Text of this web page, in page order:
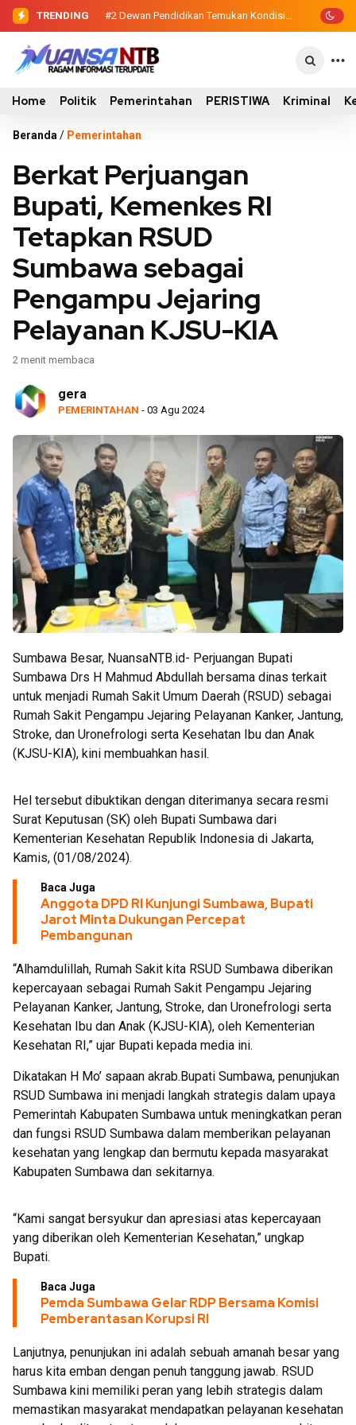
TRENDING #2 Dewan Pendidikan Temukan Kondisi
305 Siswa SDN Kanar Belajar di Tengah
#3 Sinergi Eksekutif-Legislatif,
Wabup Ansori Serahkan Tujuh Kontainer
…
Home Politik Pemerintahan PERISTIWA Kriminal
Beranda / Pemerintahan
Berkat Perjuangan
Bupati, Kemenkes RI
Tetapkan RSUD
Sumbawa sebagai
Pengampu Jejaring
Pelayanan KJSU-KIA
2 menit membaca
gera
PEMERINTAHAN - 03 Agu 2024
Sumbawa Besar, NuansaNTB.id- Perjuangan Bupati
Sumbawa Drs H Mahmud Abdullah bersama dinas terkait
untuk menjadi Rumah Sakit Umum Daerah (RSUD) sebagai
Rumah Sakit Pengampu Jejaring Pelayanan Kanker, Jantung,
Stroke, dan Uronefrologi serta Kesehatan Ibu dan Anak
(KJSU-KIA), kini membuahkan hasil.
Hel tersebut dibuktikan dengan diterimanya secara resmi
Surat Keputusan (SK) oleh Bupati Sumbawa dari
Kementerian Kesehatan Republik Indonesia di Jakarta,
Kamis, (01/08/2024).
Baca Juga
Anggota DPD RI Kunjungi Sumbawa, Bupati
Jarot Minta Dukungan Percepat
Pembangunan
“Alhamdulillah, Rumah Sakit kita RSUD Sumbawa diberikan
kepercayaan sebagai Rumah Sakit Pengampu Jejaring
Pelayanan Kanker, Jantung, Stroke, dan Uronefrologi serta
Kesehatan Ibu dan Anak (KJSU-KIA), oleh Kementerian
Kesehatan RI,” ujar Bupati kepada media ini.
Dikatakan H Mo’ sapaan akrab.Bupati Sumbawa, penunjukan
RSUD Sumbawa ini menjadi langkah strategis dalam upaya
Pemerintah Kabupaten Sumbawa untuk meningkatkan peran
dan fungsi RSUD Sumbawa dalam memberikan pelayanan
kesehatan yang lengkap dan bermutu kepada masyarakat
Kabupaten Sumbawa dan sekitarnya.
“Kami sangat bersyukur dan apresiasi atas kepercayaan
yang diberikan oleh Kementerian Kesehatan,” ungkap
Bupati.
Baca Juga
Pemda Sumbawa Gelar RDP Bersama Komisi
Pemberantasan Korupsi RI
Lanjutnya, penunjukan ini adalah sebuah amanah besar yang
harus kita emban dengan penuh tanggung jawab. RSUD
Sumbawa kini memiliki peran yang lebih strategis dalam
memastikan masyarakat mendapatkan pelayanan kesehatan